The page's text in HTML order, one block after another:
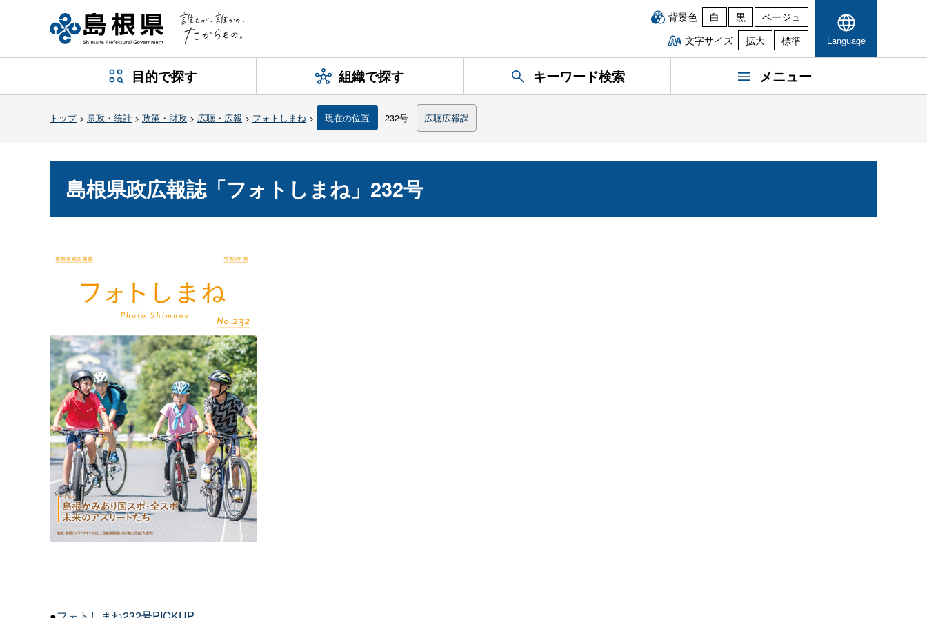
背景色 白 黒
ベージュ
文字サイズ
拡大 標準 Language
目的で探す 組織で探す キーワード検索 メニュー
トップ> 県政・統計 > 政策・財政 > 広聴・広報 > フォトしまね > 現在の位置 232号 広聴広報課
島根県政広報誌「フォトしまね」232号